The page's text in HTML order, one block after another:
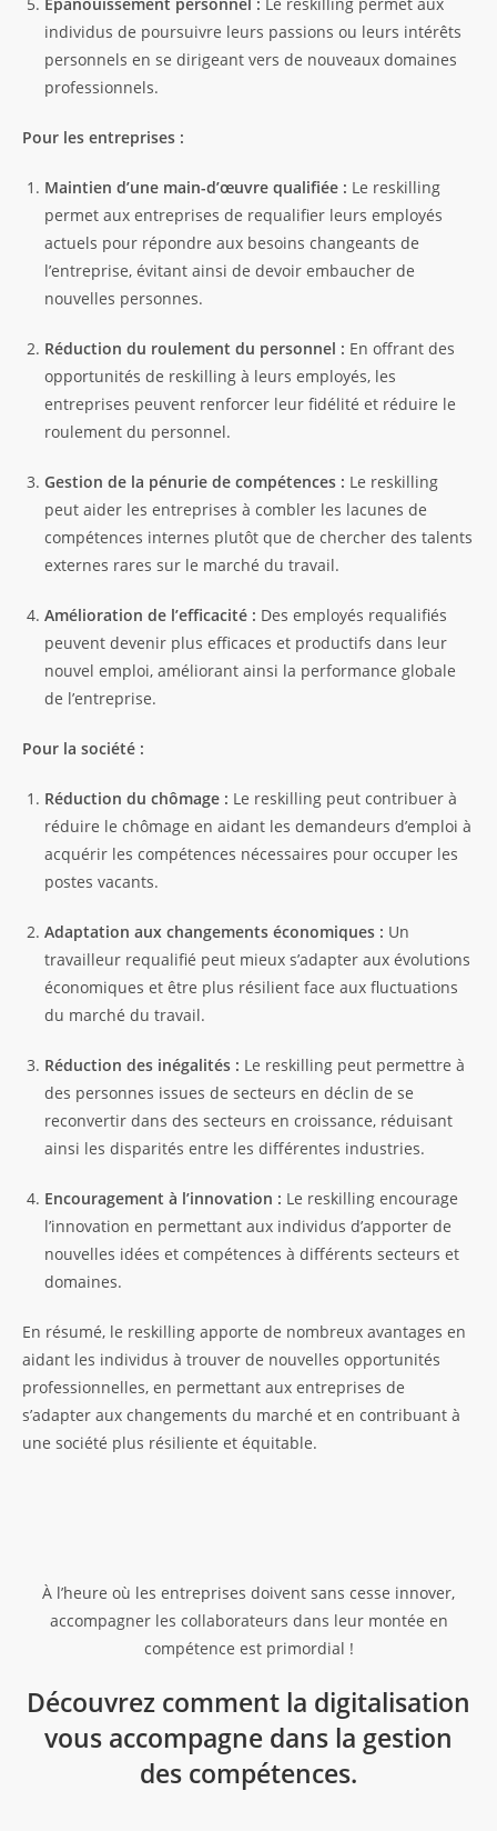
individus de poursuivre leurs passions ou leurs intérêts
personnels en se dirigeant vers de nouveaux domaines
professionnels.
Pour les entreprises :
Maintien d’une main-d’œuvre qualifiée : Le reskilling
permet aux entreprises de requalifier leurs employés
actuels pour répondre aux besoins changeants de
l’entreprise, évitant ainsi de devoir embaucher de
nouvelles personnes.
Réduction du roulement du personnel : En offrant des
opportunités de reskilling à leurs employés, les
entreprises peuvent renforcer leur fidélité et réduire le
roulement du personnel.
Gestion de la pénurie de compétences : Le reskilling
peut aider les entreprises à combler les lacunes de
compétences internes plutôt que de chercher des talents
externes rares sur le marché du travail.
Amélioration de l’efficacité : Des employés requalifiés
peuvent devenir plus efficaces et productifs dans leur
nouvel emploi, améliorant ainsi la performance globale
de l’entreprise.
Pour la société :
Réduction du chômage : Le reskilling peut contribuer à
réduire le chômage en aidant les demandeurs d’emploi à
acquérir les compétences nécessaires pour occuper les
postes vacants.
Adaptation aux changements économiques : Un
travailleur requalifié peut mieux s’adapter aux évolutions
économiques et être plus résilient face aux fluctuations
du marché du travail.
Réduction des inégalités : Le reskilling peut permettre à
des personnes issues de secteurs en déclin de se
reconvertir dans des secteurs en croissance, réduisant
ainsi les disparités entre les différentes industries.
Encouragement à l’innovation : Le reskilling encourage
l’innovation en permettant aux individus d’apporter de
nouvelles idées et compétences à différents secteurs et
domaines.
En résumé, le reskilling apporte de nombreux avantages en
aidant les individus à trouver de nouvelles opportunités
professionnelles, en permettant aux entreprises de
s’adapter aux changements du marché et en contribuant à
une société plus résiliente et équitable.
À l’heure où les entreprises doivent sans cesse innover,
accompagner les collaborateurs dans leur montée en
compétence est primordial !
Découvrez comment la digitalisation
vous accompagne dans la gestion
des compétences.